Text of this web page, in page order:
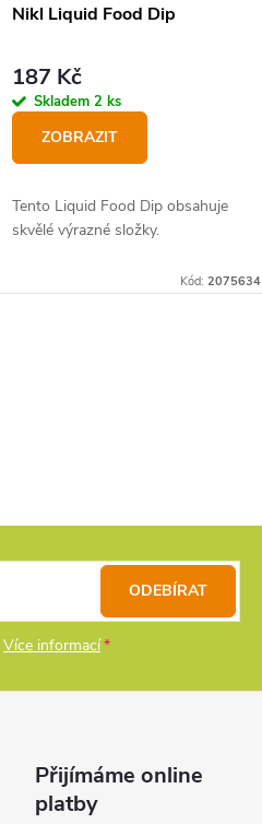
Nikl Liquid Food Dip
187 Kč
Skladem 2 ks
ZOBRAZIT
Tento Liquid Food Dip obsahuje
skvělé výrazné složky.
Kód: 2075634
Více informací
ODEBÍRAT
Přijímáme online
platby